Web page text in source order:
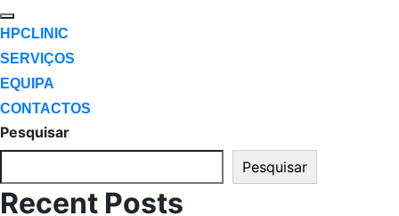
HPCLINIC
SERVIÇOS
EQUIPA
CONTACTOS
Pesquisar
Pesquisar
Recent Posts